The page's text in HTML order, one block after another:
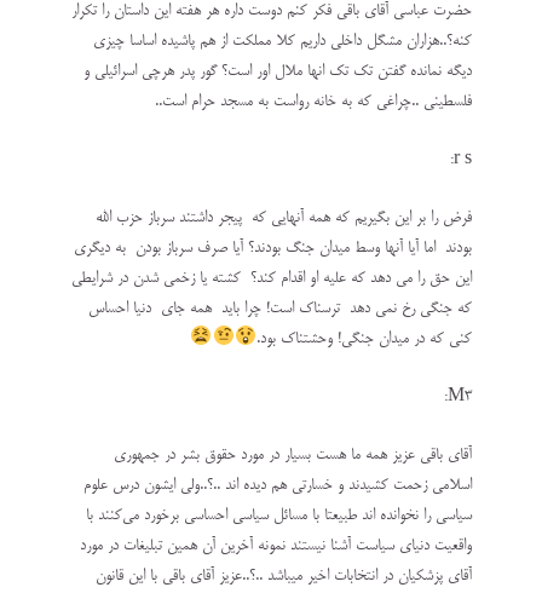
حضرت عباسی آقای باقی فکر کنم دوست داره هر هفته این داستان را تکرار
کنه؟..هزاران مشگل داخلی داریم کلا مملکت از هم پاشیده اساسا چیزی
دیگه نمانده گفتن تک تک انها ملال اور است؟ گور پدر هرچی اسرائیلی و
فلسطینی ..چراغی که به خانه رواست به مسجد حرام است..
r s:
فرض را بر این بگیریم که همه آنهایی که پیجر داشتند سرباز حزب الله
بودند اما آیا آنها وسط میدان جنگ بودند؟ آیا صرف سرباز بودن به دیگری
این حق را می دهد که علیه او اقدام کند؟ کشته یا زخمی شدن در شرایطی
که جنگی رخ نمی دهد ترسناک است! چرا باید همه جای دنیا احساس
کنی که در میدان جنگی! وحشتناک بود.
M3:
آقای باقی عزیز همه ما هست بسیار در مورد حقوق بشر در جمهوری
اسلامی زحمت کشیدند و خسارتی هم دیده اند ..؟..ولی ایشون درس علوم
سیاسی را نخوانده اند طبیعتا با مسائل سیاسی احساسی برخورد می‌کنند با
واقعیت دنیای سیاست آشنا نیستند نمونه آخرین آن همین تبلیغات در مورد
آقای پزشکیان در انتخابات اخیر میباشد ..؟..عزیز آقای باقی با این قانون